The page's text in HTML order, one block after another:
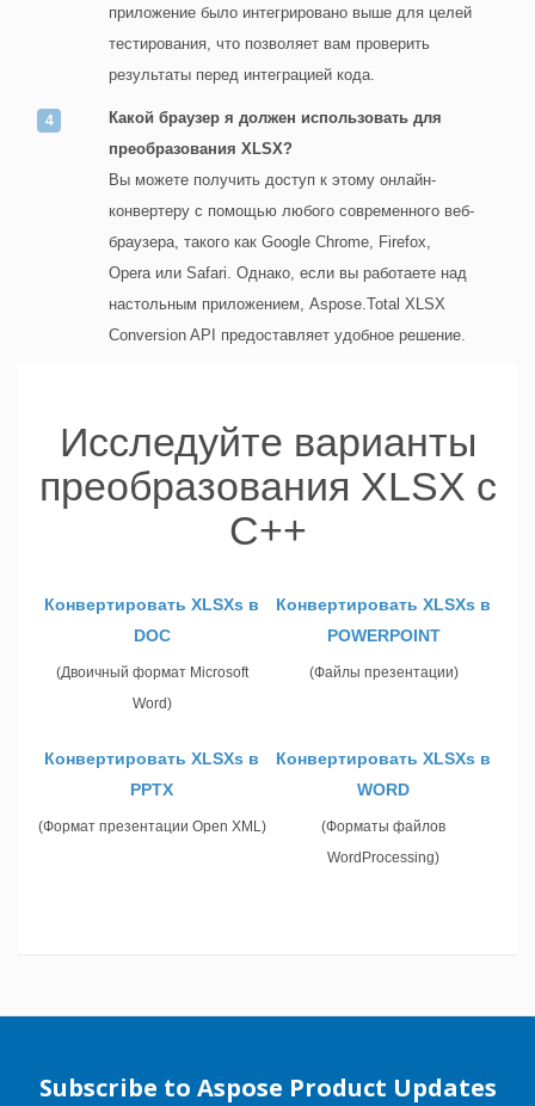
приложение было интегрировано выше для целей
тестирования, что позволяет вам проверить
результаты перед интеграцией кода.
Какой браузер я должен использовать для
преобразования XLSX?
Вы можете получить доступ к этому онлайн-
конвертеру с помощью любого современного веб-
браузера, такого как Google Chrome, Firefox,
Opera или Safari. Однако, если вы работаете над
настольным приложением, Aspose.Total XLSX
Conversion API предоставляет удобное решение.
Исследуйте варианты
преобразования XLSX с
C++
Конвертировать XLSXs в
DOC
(Двоичный формат Microsoft
Word)
Конвертировать XLSXs в
POWERPOINT
(Файлы презентации)
Конвертировать XLSXs в
PPTX
(Формат презентации Open XML)
Конвертировать XLSXs в
WORD
(Форматы файлов
WordProcessing)
Subscribe to Aspose Product Updates